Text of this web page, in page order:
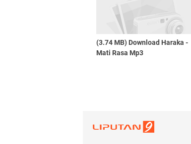
(3.74 MB) Download Haraka -
Mati Rasa Mp3